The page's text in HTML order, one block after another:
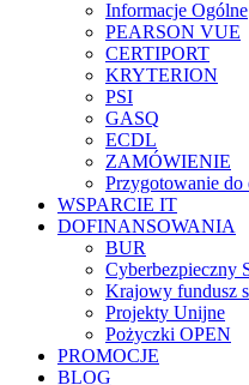
Informacje Ogólne
PEARSON VUE
CERTIPORT
KRYTERION
PSI
GASQ
ECDL
ZAMÓWIENIE
Przygotowanie do
WSPARCIE IT
DOFINANSOWANIA
BUR
Cyberbezpieczny
Krajowy fundusz
Projekty Unijne
Pożyczki OPEN
PROMOCJE
BLOG